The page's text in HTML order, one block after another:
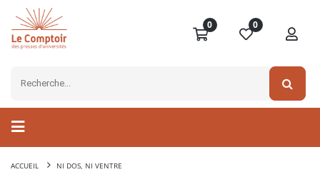
0 0
ACCUEIL NI DOS, NI VENTRE